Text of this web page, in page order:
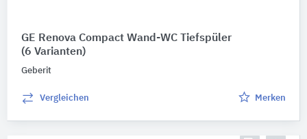
GE Renova Compact Wand-WC Tiefspüler
(6 Varianten)
Geberit
Vergleichen Merken